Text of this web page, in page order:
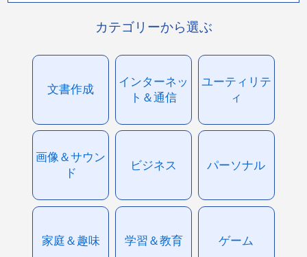
カテゴリーから選ぶ
文書作成
インターネッ
ト＆通信
ユーティリテ
ィ
画像＆サウン
ド
ビジネス パーソナル
家庭＆趣味 学習＆教育 ゲーム